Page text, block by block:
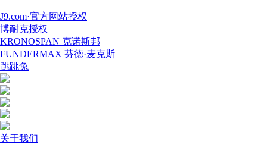
J9.com·官方网站授权
博耐克授权
KRONOSPAN 克诺斯邦
FUNDERMAX 芬德·麦克斯
跳跳兔
关于我们